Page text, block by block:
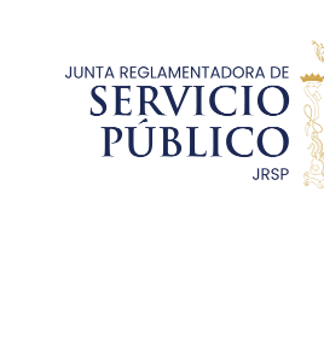
contenido